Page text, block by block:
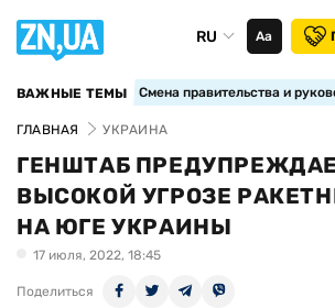
RU Аа
ВАЖНЫЕ ТЕМЫ Смена правительства и
ГЛАВНАЯ УКРАИНА
ГЕНШТАБ
ВЫСОКОЙ УГРОЗЕ
НА ЮГЕ УКРАИНЫ
17 июля, 2022, 18:45
Поделиться